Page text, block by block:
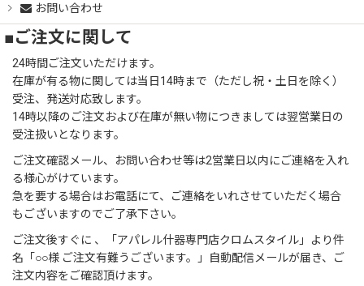
お問い合わせ
■ご注文に関して
24時間ご注文いただけます。
在庫が有る物に関しては当日14時まで（ただし祝・土日を除く）
受注、発送対応致します。
14時以降のご注文および在庫が無い物につきましては翌営業日の
受注扱いとなります。
ご注文確認メール、お問い合わせ等は2営業日以内にご連絡を入れ
る様心がけています。
急を要する場合はお電話にて、ご連絡をいれさせていただく場合
もございますのでご了承下さい。
ご注文後すぐに 、「アパレル什器専門店クロムスタイル」より件
名「○○様 ご注文有難うございます。」自動配信メールが届き、ご
注文内容をご確認頂けます。